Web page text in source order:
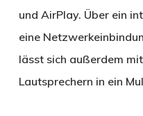
und AirPlay. Über ein
eine
lässt sich außerdem
Lautsprechern in ein